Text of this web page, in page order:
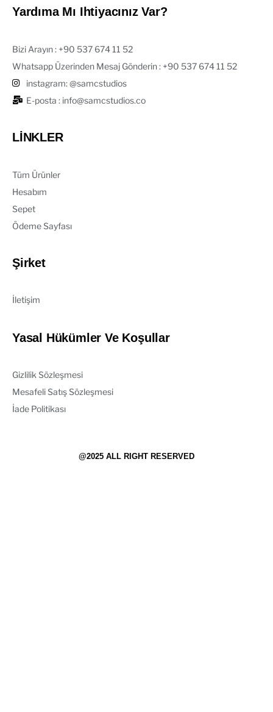
Yardıma Mı Ihtiyacınız Var?
Bizi Arayın : ‪+90 537 674 11 52‬
Whatsapp Üzerinden Mesaj Gönderin : +90 537 674 11 52‬
instagram: @samcstudios
E-posta : info@samcstudios.co
LİNKLER
Tüm Ürünler
Hesabım
Sepet
Ödeme Sayfası
Şirket
İletişim
Yasal Hükümler Ve Koşullar
Gizlilik Sözleşmesi
Mesafeli Satış Sözleşmesi
İade Politikası
@2025 ALL RIGHT RESERVED